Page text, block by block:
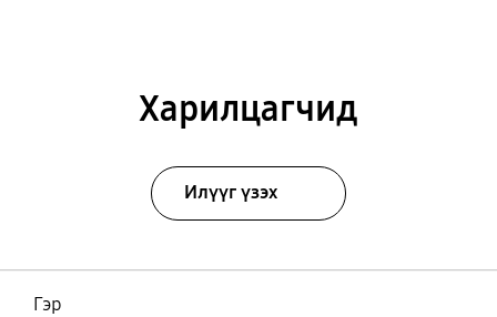
Харилцагчид
Илүүг үзэх
Гэр